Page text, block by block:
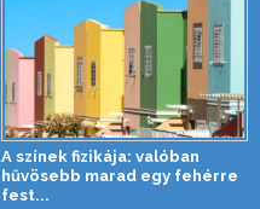
A színek fizikája: valóban
hűvösebb marad egy fehérre
fest...